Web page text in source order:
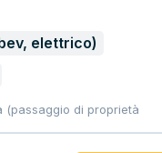
elettrico)
(passaggio di proprietà